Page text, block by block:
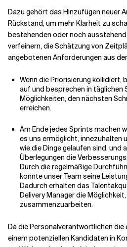
Dazu gehört das Hinzufügen neuer
Rückstand, um mehr Klarheit zu
bestehenden oder noch
verfeinern, die Schätzung von
angebotenen Anforderungen aus
Wenn die Priorisierung kollidiert,
auf und besprechen in täglichen
Möglichkeiten, den nächsten
erreichen.
Am Ende jedes Sprints machen
es uns ermöglicht, innezuhalten
wie die Dinge gelaufen sind, und
Überlegungen die
Durch die regelmäßige
konnte unser Team seine
Dadurch erhalten das
Delivery Manager die
zusammenzuarbeiten.
Da die Personalverantwortlichen
einem potenziellen Kandidaten in